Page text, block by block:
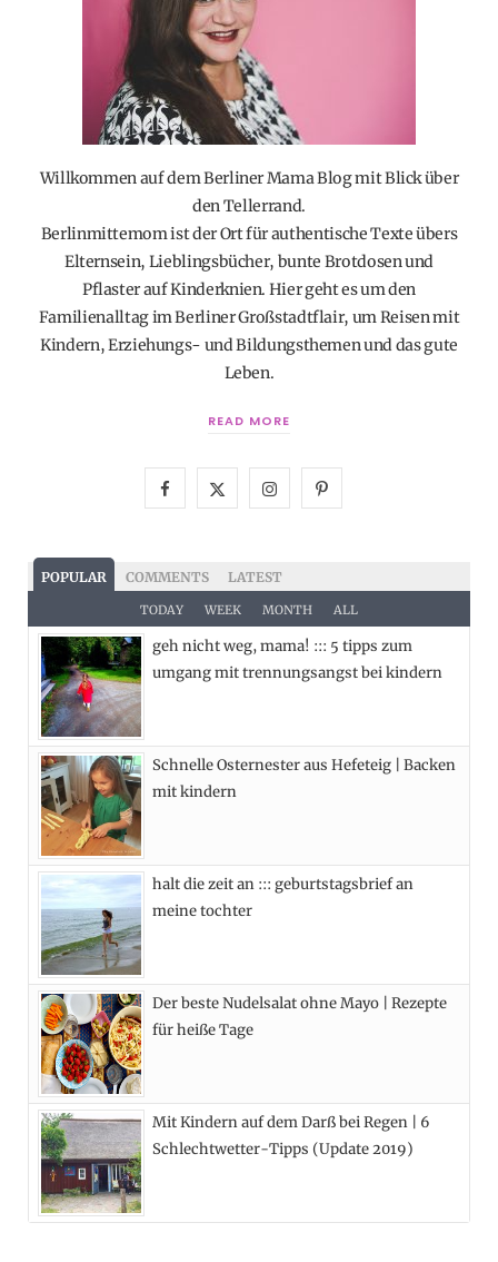
Willkommen auf dem Berliner Mama Blog mit Blick über
den Tellerrand.
Berlinmittemom ist der Ort für authentische Texte übers
Elternsein, Lieblingsbücher, bunte Brotdosen und
Pflaster auf Kinderknien. Hier geht es um den
Familienalltag im Berliner Großstadtflair, um Reisen mit
Kindern, Erziehungs- und Bildungsthemen und das gute
Leben.
READ MORE
c
e
b
k
T
w
i
e
I
s
t
a
a
P
e
s
POPULAR COMMENTS LATEST
TODAY WEEK MONTH ALL
geh nicht weg, mama! ::: 5 tipps zum
umgang mit trennungsangst bei kindern
Schnelle Osternester aus Hefeteig | Backen
mit kindern
halt die zeit an ::: geburtstagsbrief an
meine tochter
Der beste Nudelsalat ohne Mayo | Rezepte
für heiße Tage
Mit Kindern auf dem Darß bei Regen | 6
Schlechtwetter-Tipps (Update 2019)